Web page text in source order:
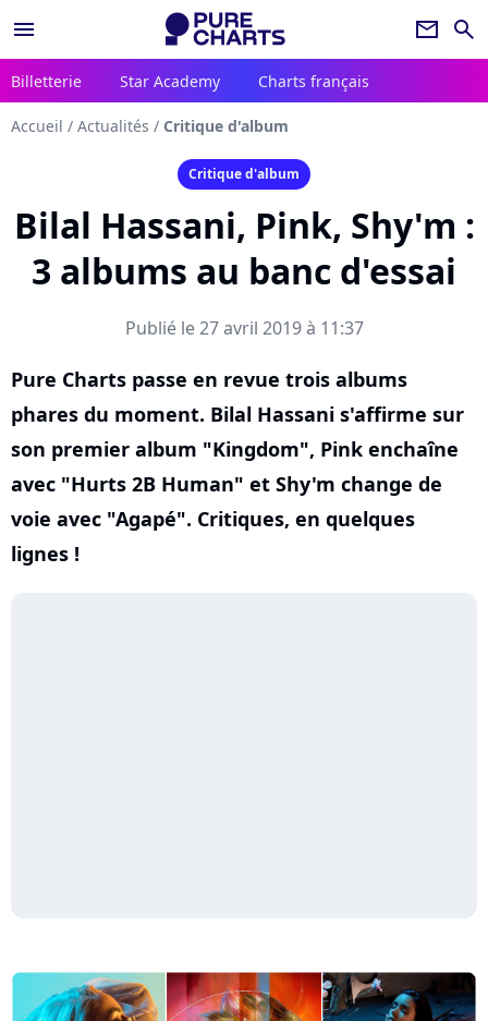
menu newsletter search
Billetterie Star Academy Charts français
Accueil / Actualités / Critique d'album
Critique d'album
Bilal Hassani, Pink, Shy'm :
3 albums au banc d'essai
Publié le 27 avril 2019 à 11:37
Pure Charts passe en revue trois albums
phares du moment. Bilal Hassani s'affirme sur
son premier album "Kingdom", Pink enchaîne
avec "Hurts 2B Human" et Shy'm change de
voie avec "Agapé". Critiques, en quelques
lignes !